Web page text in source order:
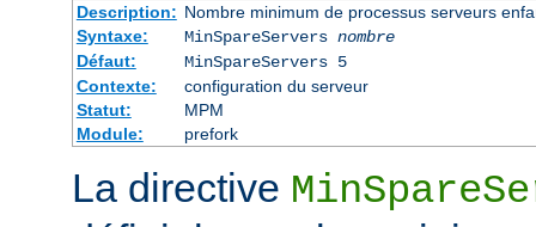
Description: Nombre minimum de processus serveurs
Syntaxe:
MinSpareServers nombre
Défaut:
MinSpareServers 5
Contexte:
configuration du serveur
Statut:
MPM
Module:
prefork
La directive